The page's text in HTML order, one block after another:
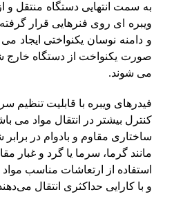
به سمت انتهایی دستگاه منتقل و
ویبره ای روی فنرهایی قرار
و دامنه نوسان یکنواختی ایجاد می
صورت یکنواخت از دستگاه خارج
می شوند.
فیدرهای ویبره‌ با قابلیت
کنترل بیشتر در انتقال مواد می
ساختاری مقاوم و بادوام در
مانند گرما، سرما یا گرد و غبار
استفاده از ارتعاشات مناسب مواد
و با کارایی حداکثری انتقال